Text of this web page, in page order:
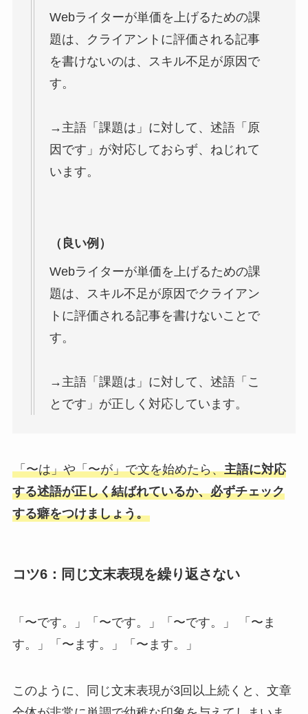
Webライターが単価を上げるための課
題は、クライアントに評価される記事
を書けないのは、スキル不足が原因で
す。
→主語「課題は」に対して、述語「原
因です」が対応しておらず、ねじれて
います。
（良い例）
Webライターが単価を上げるための課
題は、スキル不足が原因でクライアン
トに評価される記事を書けないことで
す。
→ 主語「課題は」に対して、述語「こ
とです」が正しく対応しています。
「〜は」や「〜が」で文を始めたら、主語に対応
する述語が正しく結ばれているか、必ずチェック
する癖をつけましょう。
コツ6：同じ文末表現を繰り返さない
「〜です。」「〜です。」「〜です。」 「〜ま
す。」「〜ます。」「〜ます。」
このように、同じ文末表現が3回以上続くと、文章